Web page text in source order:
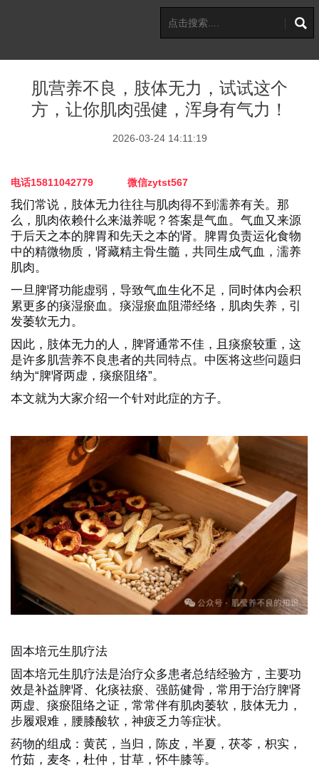
肌营养不良，肢体无力，试试这个
方，让你肌肉强健，浑身有气力！
2026-03-24 14:11:19
电话15811042779 微信zytst567
我们常说，肢体无力往往与肌肉得不到濡养有关。那
么，肌肉依赖什么来滋养呢？答案是气血。气血又来源
于后天之本的脾胃和先天之本的肾。脾胃负责运化食物
中的精微物质，肾藏精主骨生髓，共同生成气血，濡养
肌肉。
一旦脾肾功能虚弱，导致气血生化不足，同时体内会积
累更多的痰湿瘀血。痰湿瘀血阻滞经络，肌肉失养，引
发萎软无力。
因此，肢体无力的人，脾肾通常不佳，且痰瘀较重，这
是许多肌营养不良患者的共同特点。中医将这些问题归
纳为“脾肾两虚，痰瘀阻络”。
本文就为大家介绍一个针对此症的方子。
固本培元生肌疗法
固本培元生肌疗法是治疗众多患者总结经验方，主要功
效是补益脾肾、化痰祛瘀、强筋健骨，常用于治疗脾肾
两虚、痰瘀阻络之证，常常伴有肌肉萎软，肢体无力，
步履艰难，腰膝酸软，神疲乏力等症状。
药物的组成：黄芪，当归，陈皮，半夏，茯苓，枳实，
竹茹，麦冬，杜仲，甘草，怀牛膝等。